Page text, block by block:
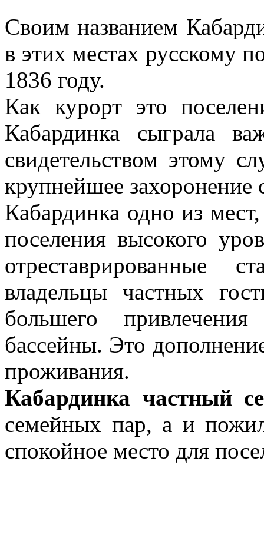
Своим названием
в этих местах русскому
1836 году.
Как курорт это
Кабардинка сыграла
свидетельством этому
крупнейшее захоронение
Кабардинка одно из
поселения высокого
отреставрированные
владельцы частных
большего
бассейны. Это
проживания.
Кабардинка частный
семейных пар, а и
спокойное место для